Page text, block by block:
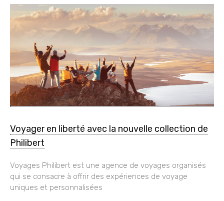
Voyager en liberté avec la nouvelle collection de
Philibert
Voyages Philibert est une agence de voyages organisés
qui se consacre à offrir des expériences de voyage
uniques et personnalisées